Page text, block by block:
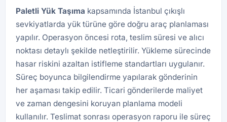
Paletli Yük Taşıma kapsamında İstanbul çıkışlı
sevkiyatlarda yük türüne göre doğru araç planlaması
yapılır. Operasyon öncesi rota, teslim süresi ve alıcı
noktası detaylı şekilde netleştirilir. Yükleme sürecinde
hasar riskini azaltan istifleme standartları uygulanır.
Süreç boyunca bilgilendirme yapılarak gönderinin
her aşaması takip edilir. Ticari gönderilerde maliyet
ve zaman dengesini koruyan planlama modeli
kullanılır. Teslimat sonrası operasyon raporu ile süreç